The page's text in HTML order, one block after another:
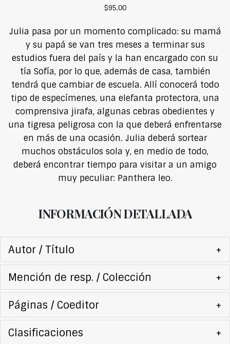
$95.00
Julia pasa por un momento complicado: su mamá
y su papá se van tres meses a terminar sus
estudios fuera del país y la han encargado con su
tía Sofía, por lo que, además de casa, también
tendrá que cambiar de escuela. Allí conocerá todo
tipo de especímenes, una elefanta protectora, una
comprensiva jirafa, algunas cebras obedientes y
una tigresa peligrosa con la que deberá enfrentarse
en más de una ocasión. Julia deberá sortear
muchos obstáculos sola y, en medio de todo,
deberá encontrar tiempo para visitar a un amigo
muy peculiar: Panthera leo.
INFORMACIÓN DETALLADA
Autor / Título +
Mención de resp. / Colección +
Páginas / Coeditor +
Clasificaciones +